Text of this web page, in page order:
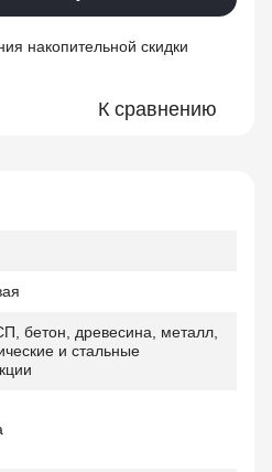
накопительной скидки
К сравнению
бетон, древесина, металл,
и стальные